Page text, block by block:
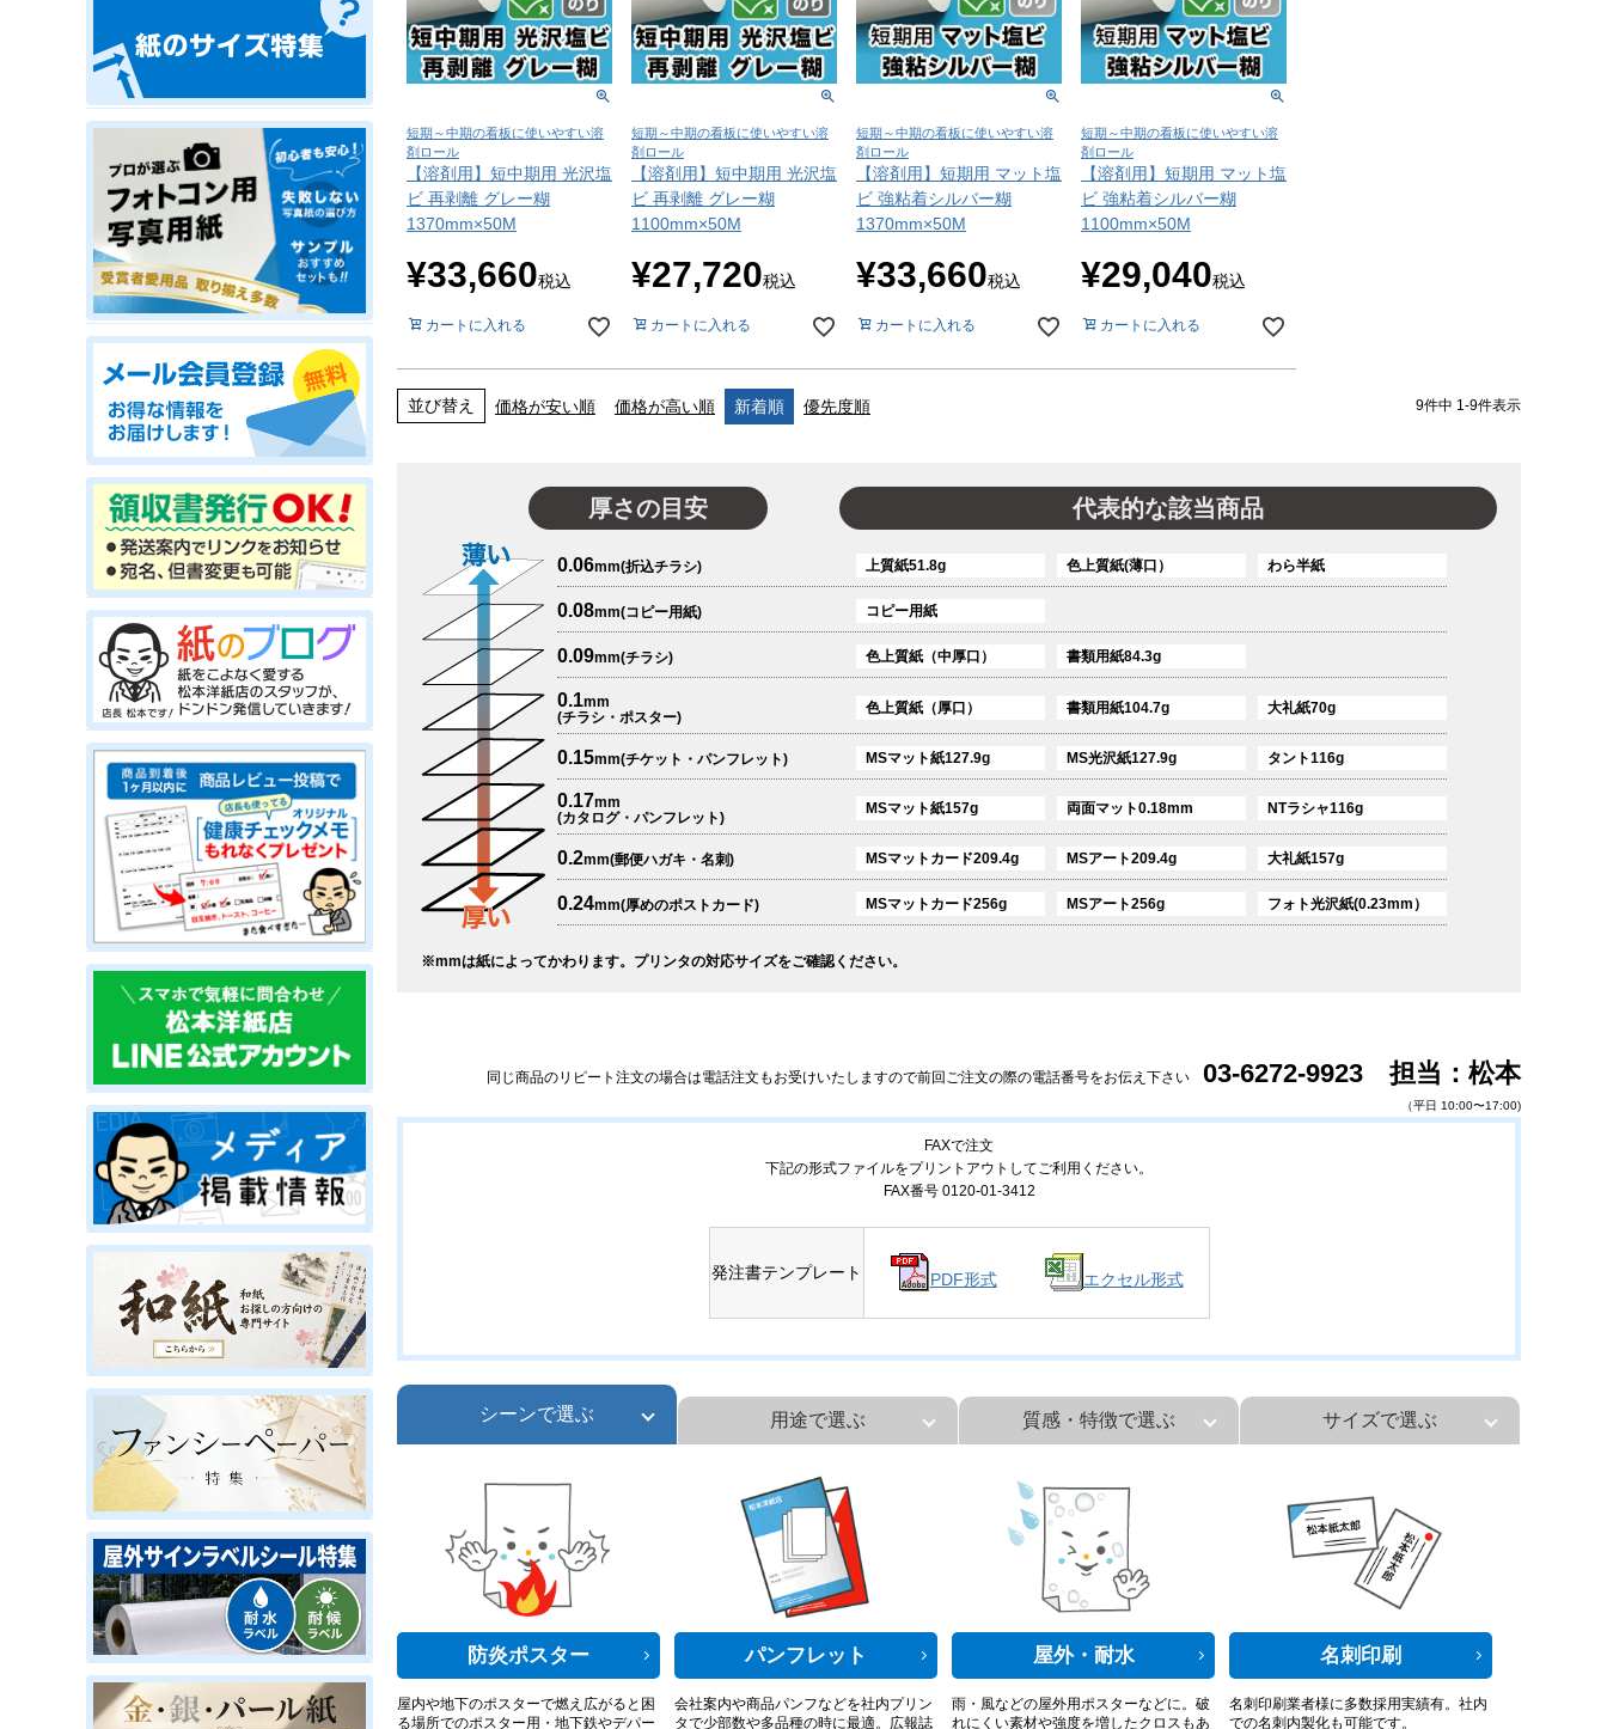
短期～中期の看板に使いやすい溶
剤ロール
【溶剤用】短中期用 光沢塩
ビ 再剥離 グレー糊
1370mm×50M
¥33,660税込
カートに入れる
短期～中期の看板に使いやすい溶
剤ロール
【溶剤用】短中期用 光沢塩
ビ 再剥離 グレー糊
1100mm×50M
¥27,720税込
カートに入れる
短期～中期の看板に使いやすい溶
剤ロール
【溶剤用】短期用 マット塩
ビ 強粘着シルバー糊
1370mm×50M
¥33,660税込
カートに入れる
短期～中期の看板に使いやすい溶
剤ロール
【溶剤用】短期用 マット塩
ビ 強粘着シルバー糊
1100mm×50M
¥29,040税込
カートに入れる
並び替え 価格が安い順 価格が高い順 新着順 優先度順 9件中 1-9件表示
厚さの目安 代表的な該当商品
0.06mm(折込チラシ) 上質紙51.8g 色上質紙(薄口） わら半紙
0.08mm(コピー用紙) コピー用紙
0.09mm(チラシ) 色上質紙（中厚口） 書類用紙84.3g
0.1mm
(チラシ・ポスター)
色上質紙（厚口） 書類用紙104.7g 大礼紙70g
0.15mm(チケット・パンフレット) MSマット紙127.9g MS光沢紙127.9g タント116g
0.17mm
(カタログ・パンフレット)
MSマット紙157g 両面マット0.18mm NTラシャ116g
0.2mm(郵便ハガキ・名刺) MSマットカード209.4g MSアート209.4g 大礼紙157g
0.24mm(厚めのポストカード) MSマットカード256g MSアート256g フォト光沢紙(0.23mm）
※mmは紙によってかわります。プリンタの対応サイズをご確認ください。
同じ商品のリピート注文の場合は電話注文もお受けいたしますので前回ご注文の際の電話番号をお伝え下さい 03-6272-9923 担当：松本
（平日 10:00〜17:00)
FAXで注文
下記の形式ファイルをプリントアウトしてご利用ください。
FAX番号 0120-01-3412
発注書テンプレート PDF形式 エクセル形式
シーンで選ぶ 用途で選ぶ 質感・特徴で選ぶ サイズで選ぶ
防炎ポスター
屋内や地下のポスターで燃え広がると困
る場所でのポスター用・地下鉄やデパー
パンフレット
会社案内や商品パンフなどを社内プリン
タで少部数や多品種の時に最適。広報誌
屋外・耐水
雨・風などの屋外用ポスターなどに。破
れにくい素材や強度を増したクロスもあ
名刺印刷
名刺印刷業者様に多数採用実績有。社内
での名刺内製化も可能です。